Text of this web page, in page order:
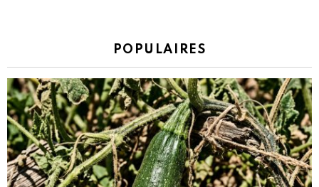
POPULAIRES